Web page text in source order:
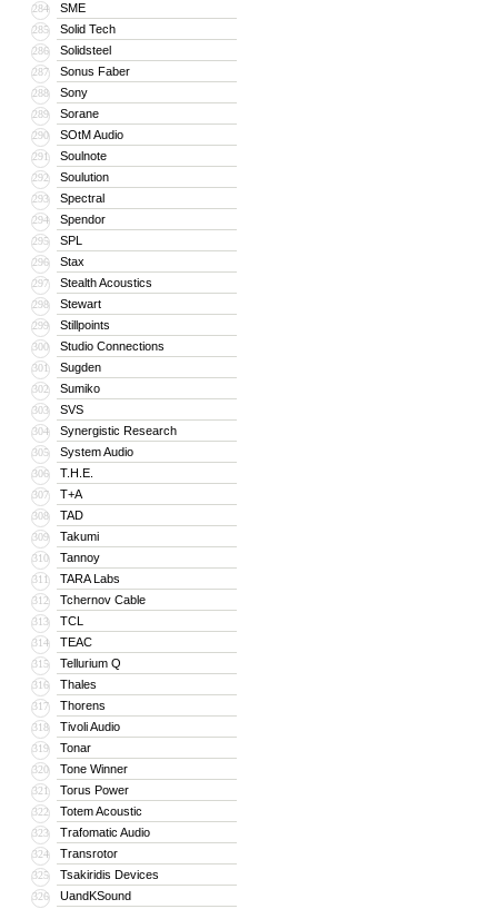
284 SME
285 Solid Tech
286 Solidsteel
287 Sonus Faber
288 Sony
289 Sorane
290 SOtM Audio
291 Soulnote
292 Soulution
293 Spectral
294 Spendor
295 SPL
296 Stax
297 Stealth Acoustics
298 Stewart
299 Stillpoints
300 Studio Connections
301 Sugden
302 Sumiko
303 SVS
304 Synergistic Research
305 System Audio
306 T.H.E.
307 T+A
308 TAD
309 Takumi
310 Tannoy
311 TARA Labs
312 Tchernov Cable
313 TCL
314 TEAC
315 Tellurium Q
316 Thales
317 Thorens
318 Tivoli Audio
319 Tonar
320 Tone Winner
321 Torus Power
322 Totem Acoustic
323 Trafomatic Audio
324 Transrotor
325 Tsakiridis Devices
326 UandKSound